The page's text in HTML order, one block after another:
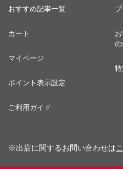
おすすめ記事一覧
カート
マイページ
ポイント表示設定
ご利用ガイド
※出店に関するお問い合わせは